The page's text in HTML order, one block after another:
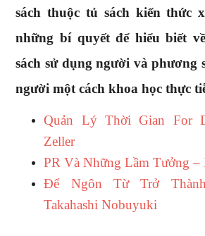
sách thuộc tủ sách kiến thức
những bí quyết để hiểu biết
sách sử dụng người và phương
người một cách khoa học thực
Quản Lý Thời Gian For
Zeller
PR Và Những Lầm Tưởng –
Để Ngôn Từ Trở
Takahashi Nobuyuki